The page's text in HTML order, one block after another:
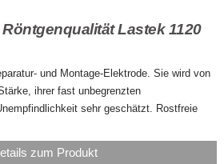
Lastek 1120
und Montage-Elektrode. Sie wird von
ihrer fast unbegrenzten
sehr geschätzt. Rostfreie
zum Produkt